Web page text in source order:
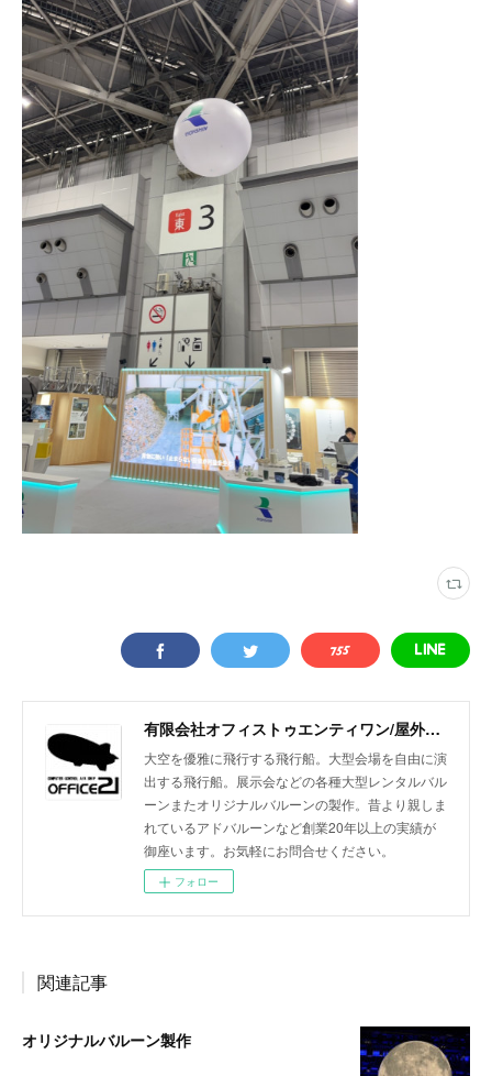
有限会社オフィストゥエンティワン/屋外・屋内飛行船/大型バルーン/アドバルーン/バルーン装飾等イベント装飾
大空を優雅に飛行する飛行船。大型会場を自由に演
出する飛行船。展示会などの各種大型レンタルバル
ーンまたオリジナルバルーンの製作。昔より親しま
れているアドバルーンなど創業20年以上の実績が
御座います。お気軽にお問合せください。
フォロー
関連記事
オリジナルバルーン製作